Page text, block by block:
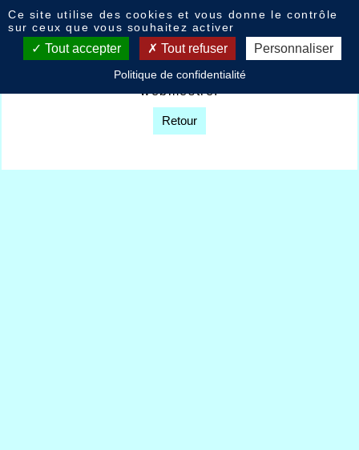
Livre d'or
Option non disponible sur décision du
webmestre.
Retour
Ce site utilise des cookies et vous donne le contrôle
sur ceux que vous souhaitez activer
Tout accepter Tout refuser Personnaliser
Politique de confidentialité